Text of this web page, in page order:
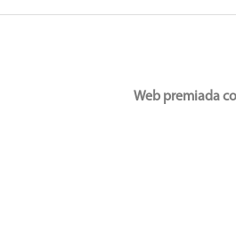
Web premiada